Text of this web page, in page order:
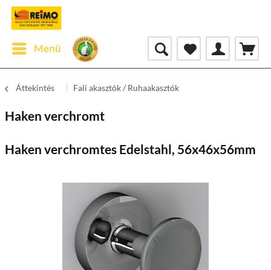
Menü
Áttekintés Fali akasztók / Ruhaakasztók
Haken verchromt
Haken verchromtes Edelstahl, 56x46x56mm